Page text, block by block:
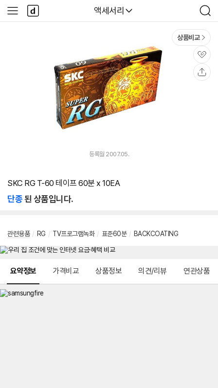
다나와
액세서리
검
색
사
이
다
나
와
상품비교
관
심
등록월 2007.05.
SKC RG T-60 테이프 60분 x 10EA
단종된 상품입니다.
관련용품 / RG / TV프로그램녹화 / 표준60분 / BACKCOATING
요약정보 가격비교 상품정보 의견/리뷰 연관상품